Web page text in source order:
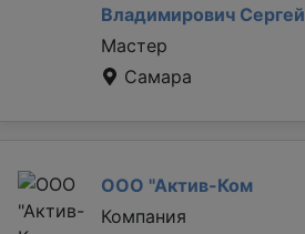
Владимирович Сергей
Мастер
Самара
ООО "Актив-Ком
Компания